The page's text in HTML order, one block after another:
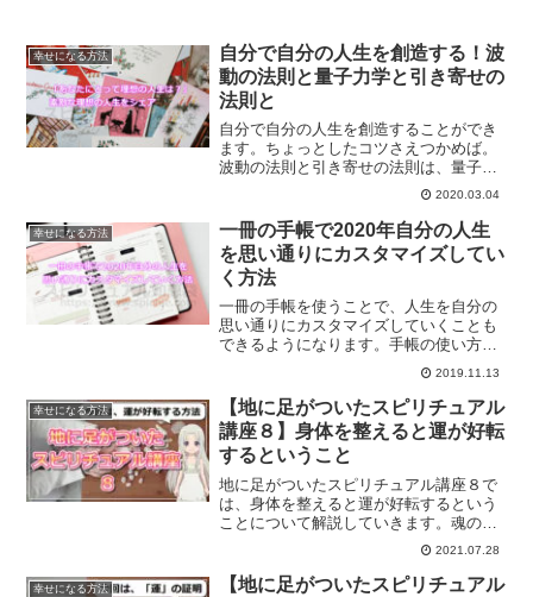
幸せになる方法
自分で自分の人生を創造する！波
動の法則と量子力学と引き寄せの
法則と
自分で自分の人生を創造することができ
ます。ちょっとしたコツさえつかめば。
波動の法則と引き寄せの法則は、量子力
学の観点から解決することができます。
引き寄せをたやすくし、あなたの人生を
自分の手で創造していく方法とは？
2020.03.04
幸せになる方法
一冊の手帳で2020年自分の人生
を思い通りにカスタマイズしてい
く方法
一冊の手帳を使うことで、人生を自分の
思い通りにカスタマイズしていくことも
できるようになります。手帳の使い方次
第でです。2020年は、自分の人生を自分
自身でカスタマイズしてみませんか？
2019.11.13
幸せになる方法
【地に足がついたスピリチュアル
講座８】身体を整えると運が好転
するということ
地に足がついたスピリチュアル講座８で
は、身体を整えると運が好転するという
ことについて解説していきます。魂の入
2021.07.28
幸せになる方法
【地に足がついたスピリチュアル